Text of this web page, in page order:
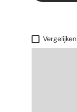
Vergelijken